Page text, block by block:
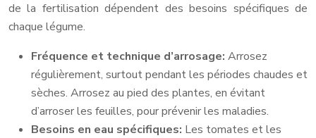
de la fertilisation dépendent des besoins spécifiques de
chaque légume.
Fréquence et technique d’arrosage: Arrosez
régulièrement, surtout pendant les périodes chaudes et
sèches. Arrosez au pied des plantes, en évitant
d’arroser les feuilles, pour prévenir les maladies.
Besoins en eau spécifiques: Les tomates et les